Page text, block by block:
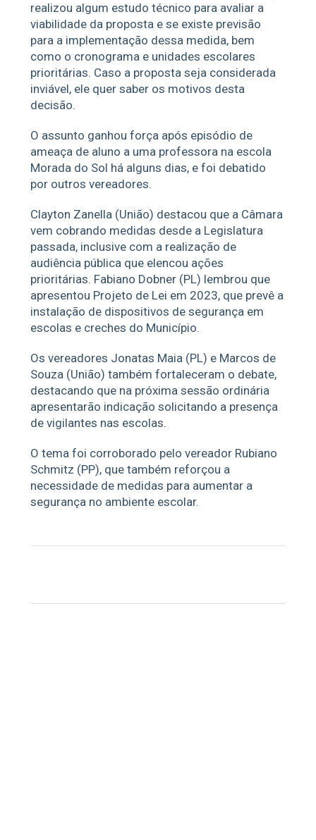
realizou algum estudo técnico para avaliar a
viabilidade da proposta e se existe previsão
para a implementação dessa medida, bem
como o cronograma e unidades escolares
prioritárias. Caso a proposta seja considerada
inviável, ele quer saber os motivos desta
decisão.
O assunto ganhou força após episódio de
ameaça de aluno a uma professora na escola
Morada do Sol há alguns dias, e foi debatido
por outros vereadores.
Clayton Zanella (União) destacou que a Câmara
vem cobrando medidas desde a Legislatura
passada, inclusive com a realização de
audiência pública que elencou ações
prioritárias. Fabiano Dobner (PL) lembrou que
apresentou Projeto de Lei em 2023, que prevê a
instalação de dispositivos de segurança em
escolas e creches do Município.
Os vereadores Jonatas Maia (PL) e Marcos de
Souza (União) também fortaleceram o debate,
destacando que na próxima sessão ordinária
apresentarão indicação solicitando a presença
de vigilantes nas escolas.
O tema foi corroborado pelo vereador Rubiano
Schmitz (PP), que também reforçou a
necessidade de medidas para aumentar a
segurança no ambiente escolar.